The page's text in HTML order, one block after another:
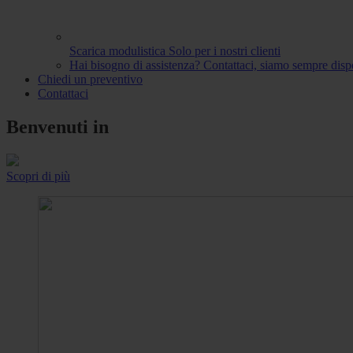
Scarica modulistica Solo per i nostri clienti
Hai bisogno di assistenza? Contattaci, siamo sempre
Chiedi un preventivo
Contattaci
Benvenuti in
Scopri di più